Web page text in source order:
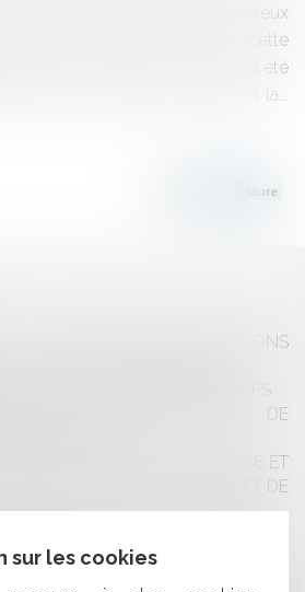
services effectués à titre onéreux
en tant que tel. Sur cette
d'appel de Versailles a été
rendre une décision relative à la...
DE LOYAUTÉ DES RELATIONS
CAS DES CONCESSIONS
DES SOCIÉTÉS VICTIMES DE
DU CHEF D’ENTREPRISE ET
EN MATIÈRE D’HYGIÈNE ET DE
sur les cookies